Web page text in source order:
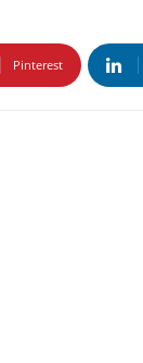
Pinterest